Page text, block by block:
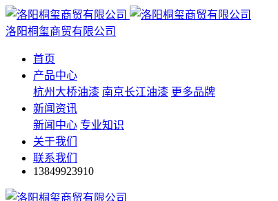
洛阳桐玺商贸有限公司
首页
产品中心
杭州大桥油漆 南京长江油漆 更多品牌
新闻资讯
新闻中心 专业知识
关于我们
联系我们
13849923910